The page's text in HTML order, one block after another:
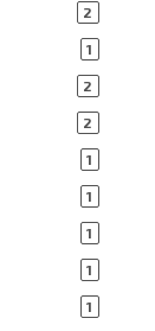
2
1
2
2
1
1
1
1
1